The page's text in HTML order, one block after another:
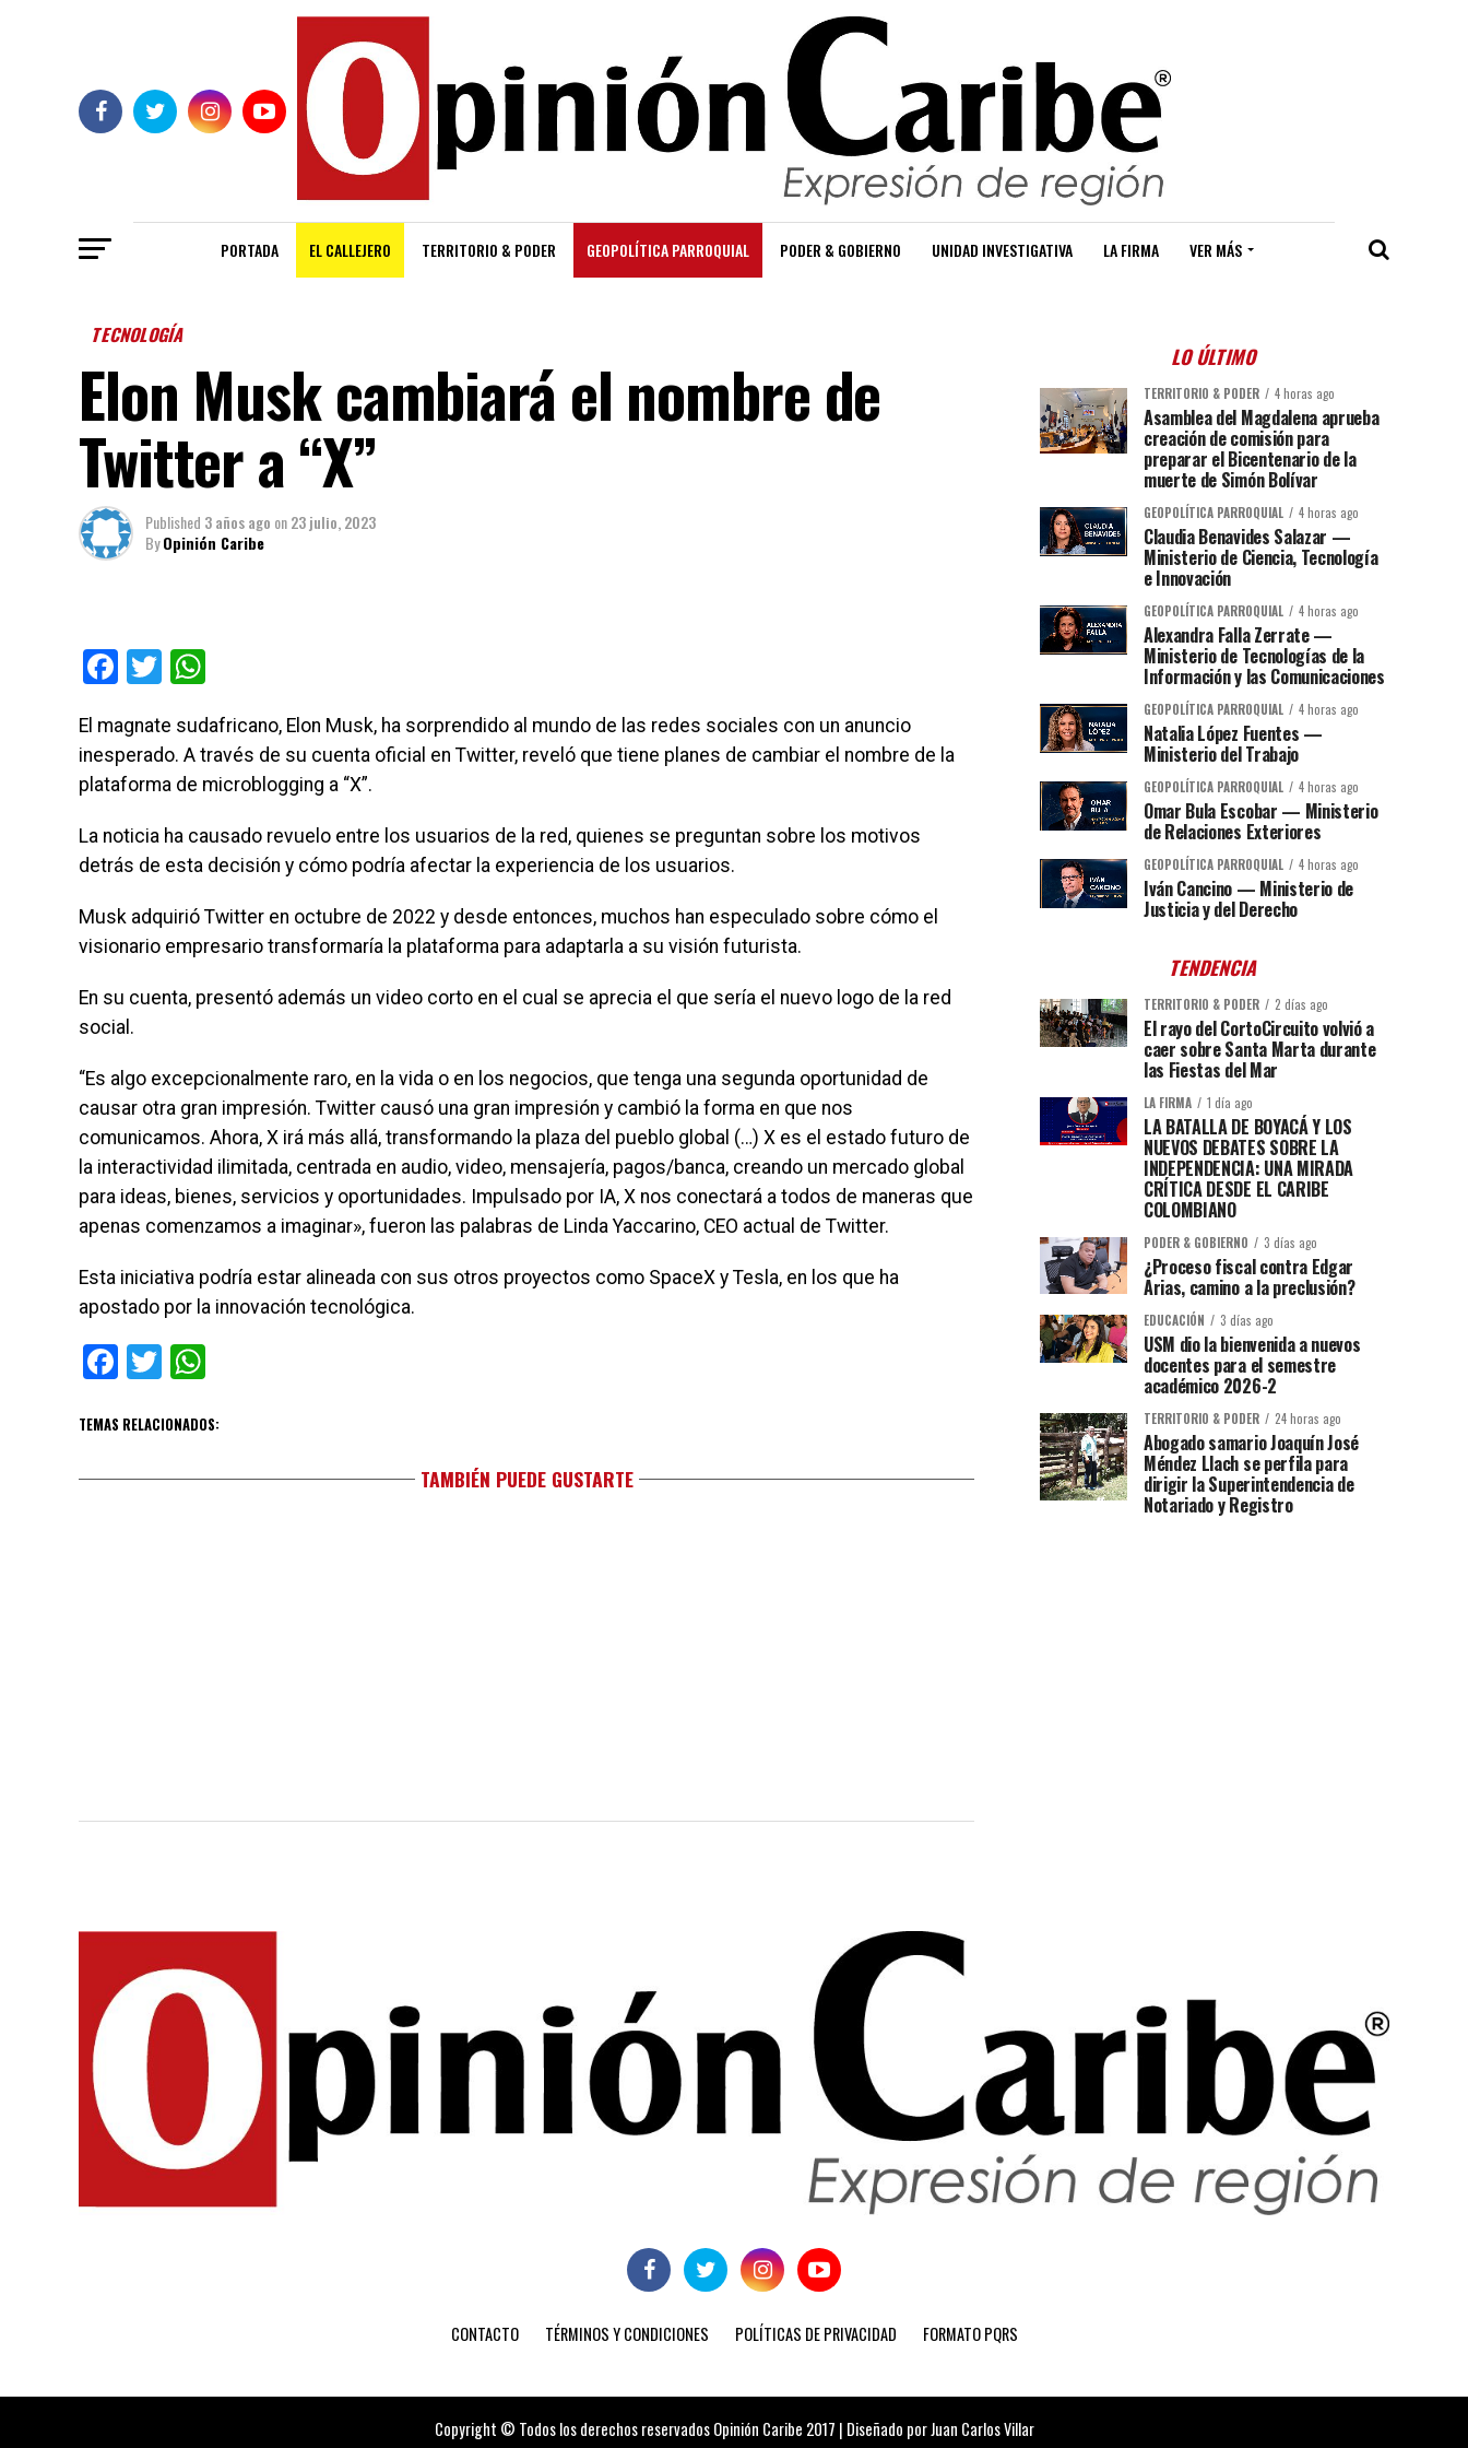
PORTADA EL CALLEJERO TERRITORIO & PODER GEOPOLÍTICA PARROQUIAL PODER & GOBIERNO UNIDAD INVESTIGATIVA LA FIRMA VER MÁS
TECNOLOGÍA
Elon Musk cambiará el nombre de
Twitter a “X”
Published 3 años ago on23 julio, 2023
ByOpinión Caribe
Facebook
Twitter
El magnate sudafricano, Elon Musk, ha sorprendido al mundo de las redes sociales con un anuncio
inesperado. A través de su cuenta oficial en Twitter, reveló que tiene planes de cambiar el nombre de la
plataforma de microblogging a “X”.
La noticia ha causado revuelo entre los usuarios de la red, quienes se preguntan sobre los motivos
detrás de esta decisión y cómo podría afectar la experiencia de los usuarios.
Musk adquirió Twitter en octubre de 2022 y desde entonces, muchos han especulado sobre cómo el
visionario empresario transformaría la plataforma para adaptarla a su visión futurista.
En su cuenta, presentó además un video corto en el cual se aprecia el que sería el nuevo logo de la red
social.
“Es algo excepcionalmente raro, en la vida o en los negocios, que tenga una segunda oportunidad de
causar otra gran impresión. Twitter causó una gran impresión y cambió la forma en que nos
comunicamos. Ahora, X irá más allá, transformando la plaza del pueblo global (…) X es el estado futuro de
la interactividad ilimitada, centrada en audio, video, mensajería, pagos/banca, creando un mercado global
para ideas, bienes, servicios y oportunidades. Impulsado por IA, X nos conectará a todos de maneras que
apenas comenzamos a imaginar», fueron las palabras de Linda Yaccarino, CEO actual de Twitter.
Esta iniciativa podría estar alineada con sus otros proyectos como SpaceX y Tesla, en los que ha
apostado por la innovación tecnológica.
Facebook
Twitter
TEMAS RELACIONADOS:
TAMBIÉN PUEDE GUSTARTE
LO ÚLTIMO
TERRITORIO & PODER 4 horas ago
Asamblea del Magdalena aprueba
creación de comisión para
preparar el Bicentenario de la
muerte de Simón Bolívar
GEOPOLÍTICA PARROQUIAL 4 horas ago
Claudia Benavides Salazar —
Ministerio de Ciencia, Tecnología
e Innovación
GEOPOLÍTICA PARROQUIAL 4 horas ago
Alexandra Falla Zerrate —
Ministerio de Tecnologías de la
Información y las Comunicaciones
GEOPOLÍTICA PARROQUIAL 4 horas ago
Natalia López Fuentes —
Ministerio del Trabajo
GEOPOLÍTICA PARROQUIAL 4 horas ago
Omar Bula Escobar — Ministerio
de Relaciones Exteriores
GEOPOLÍTICA PARROQUIAL 4 horas ago
Iván Cancino — Ministerio de
Justicia y del Derecho
TENDENCIA
TERRITORIO & PODER 2 días ago
El rayo del CortoCircuito volvió a
caer sobre Santa Marta durante
las Fiestas del Mar
LA FIRMA 1 día ago
LA BATALLA DE BOYACÁ Y LOS
NUEVOS DEBATES SOBRE LA
INDEPENDENCIA: UNA MIRADA
CRÍTICA DESDE EL CARIBE
COLOMBIANO
PODER & GOBIERNO 3 días ago
¿Proceso fiscal contra Edgar
Arias, camino a la preclusión?
EDUCACIÓN 3 días ago
USM dio la bienvenida a nuevos
docentes para el semestre
académico 2026-2
TERRITORIO & PODER 24 horas ago
Abogado samario Joaquín José
Méndez Llach se perfila para
dirigir la Superintendencia de
Notariado y Registro
CONTACTO TÉRMINOS Y CONDICIONES POLÍTICAS DE PRIVACIDAD FORMATO PQRS
Copyright © Todos los derechos reservados Opinión Caribe 2017 | Diseñado por Juan Carlos Villar